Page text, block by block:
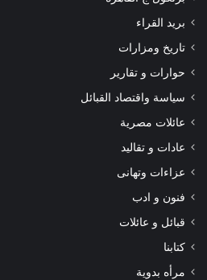
بريد القراء
تاريخ ومزارات
حوارات و تقارير
سياسة واقتصاد القبائل
عائلات مصرية
عادات و تقاليد
عزاءات وتهانى
فنون و ادب
قبائل و عائلات
كتابنا
مرأه بدوية